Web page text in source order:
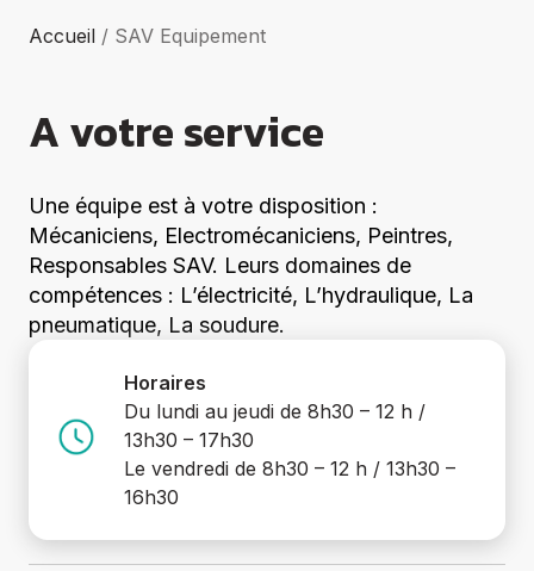
électrogènes
Coupe
Centrales à
béton
Démolition
Voir tout
Accueil / SAV Equipement
A votre service
Une équipe est à votre disposition :
Mécaniciens, Electromécaniciens, Peintres,
Responsables SAV. Leurs domaines de
compétences : L’électricité, L’hydraulique, La
pneumatique, La soudure.
Horaires
Du lundi au jeudi de 8h30 – 12 h /
13h30 – 17h30
Le vendredi de 8h30 – 12 h / 13h30 –
16h30